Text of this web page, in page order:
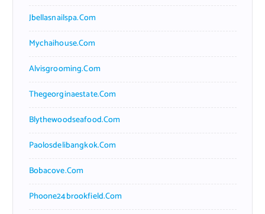
Jbellasnailspa.com
Mychaihouse.com
Alvisgrooming.com
Thegeorginaestate.com
Blythewoodseafood.com
Paolosdelibangkok.com
Bobacove.com
Phoone24brookfield.com